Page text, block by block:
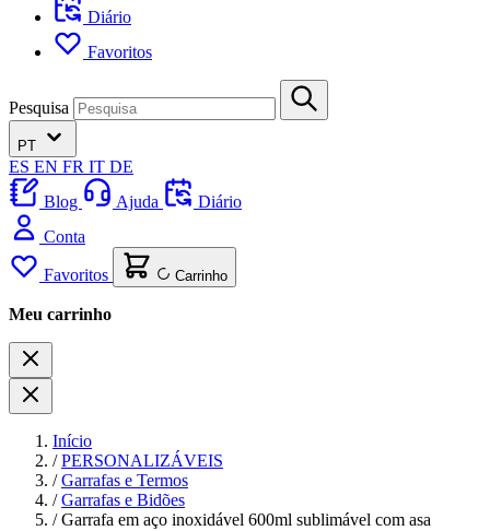
Diário
Favoritos
Pesquisa
PT
ES EN FR IT DE
Blog
Ajuda
Diário
Conta
Favoritos Carrinho
Meu carrinho
Início
/ PERSONALIZÁVEIS
/ Garrafas e Termos
/ Garrafas e Bidões
/ Garrafa em aço inoxidável 600ml sublimável com asa